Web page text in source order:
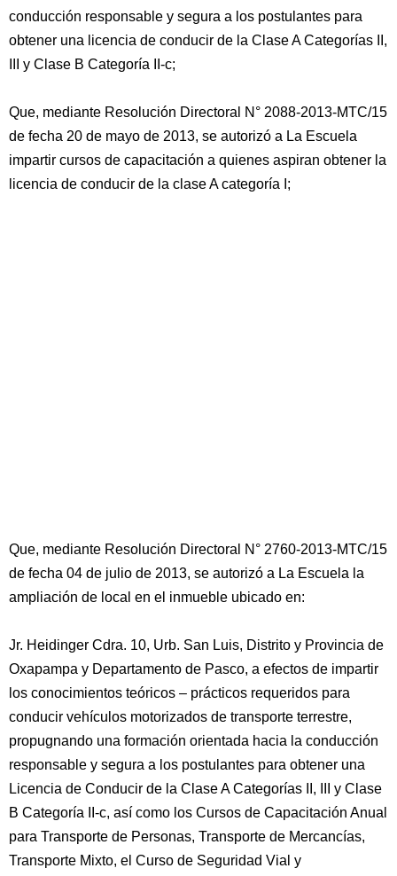
conducción responsable y segura a los postulantes para
obtener una licencia de conducir de la Clase A Categorías II,
III y Clase B Categoría II-c;
Que, mediante Resolución Directoral N° 2088-2013-MTC/15
de fecha 20 de mayo de 2013, se autorizó a La Escuela
impartir cursos de capacitación a quienes aspiran obtener la
licencia de conducir de la clase A categoría I;
Que, mediante Resolución Directoral N° 2760-2013-MTC/15
de fecha 04 de julio de 2013, se autorizó a La Escuela la
ampliación de local en el inmueble ubicado en:
Jr. Heidinger Cdra. 10, Urb. San Luis, Distrito y Provincia de
Oxapampa y Departamento de Pasco, a efectos de impartir
los conocimientos teóricos – prácticos requeridos para
conducir vehículos motorizados de transporte terrestre,
propugnando una formación orientada hacia la conducción
responsable y segura a los postulantes para obtener una
Licencia de Conducir de la Clase A Categorías II, III y Clase
B Categoría II-c, así como los Cursos de Capacitación Anual
para Transporte de Personas, Transporte de Mercancías,
Transporte Mixto, el Curso de Seguridad Vial y